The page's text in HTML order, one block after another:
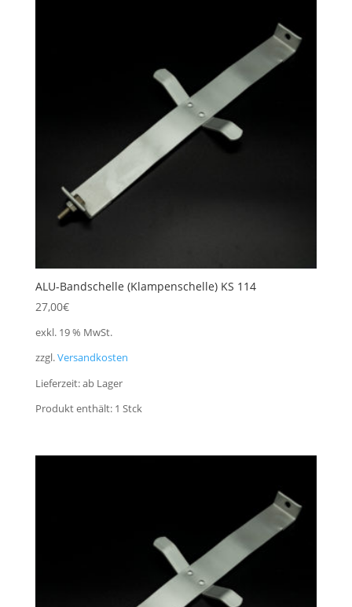
ALU-Bandschelle (Klampenschelle) KS 114
27,00€
exkl. 19 % MwSt.
zzgl.Versandkosten
Lieferzeit:ab Lager
Produkt enthält: 1 Stck